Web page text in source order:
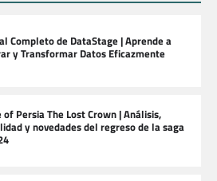
Completo de DataStage | Aprende a
y Transformar Datos Eficazmente
of Persia The Lost Crown | Análisis,
y novedades del regreso de la saga